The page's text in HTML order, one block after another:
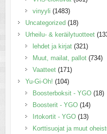
vinyyli (1483)
Uncategorized (18)
Urheilu- & keräilytuotteet
lehdet ja kirjat (321)
Muut, mailat, pallot (734)
Vaatteet (171)
Yu-Gi-Oh! (104)
Boosterboksit - YGO (18)
Boosterit - YGO (14)
Irtokortit - YGO (13)
Korttisuojat ja muut